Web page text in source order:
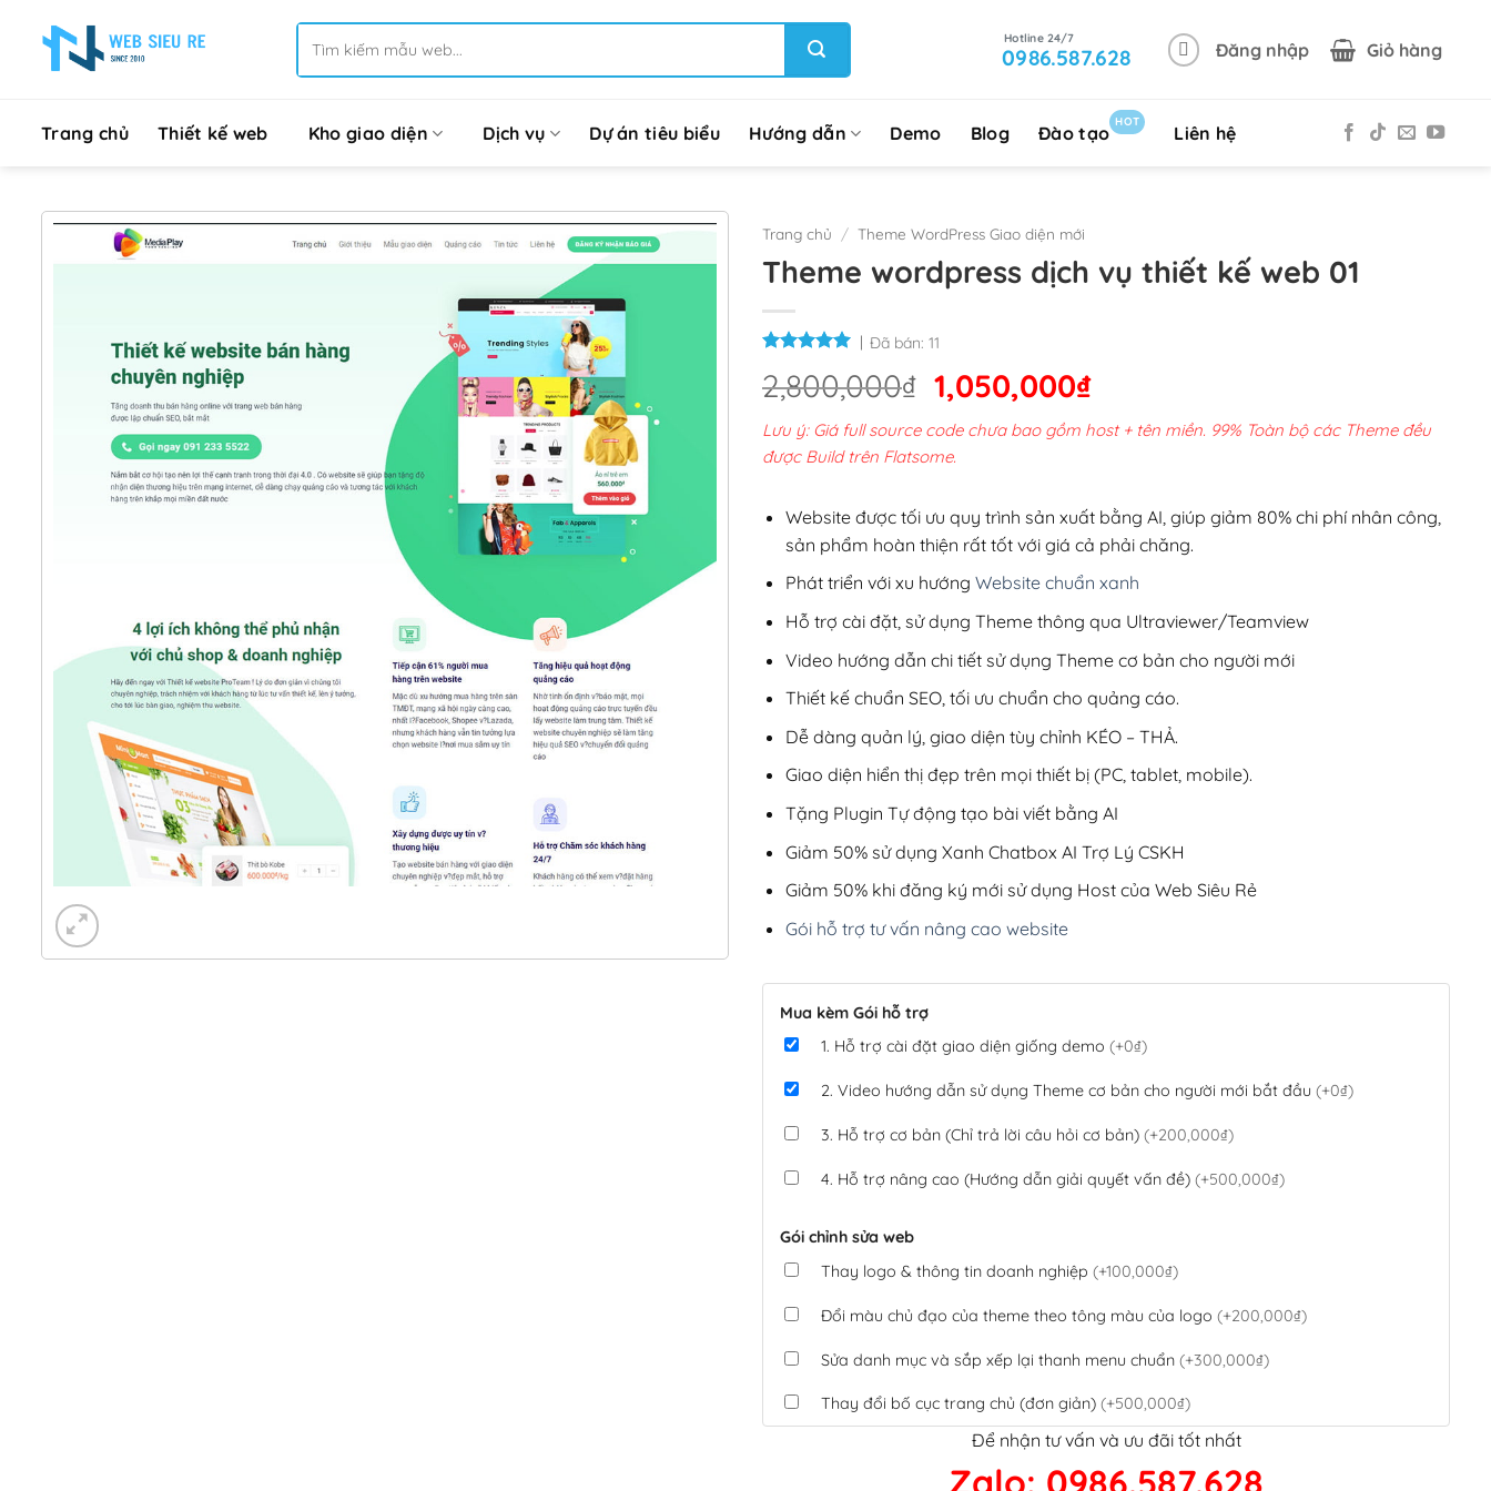
kiếm:
0986.587.628 Đăng nhập Giỏ hàng
Trang chủ Thiết kế web Kho giao diện Dịch vụ Dự án tiêu biểu Hướng dẫn Demo Blog Đào tạo
HOT
Liên hệ
Trang chủ / Theme WordPress Giao diện mới
Theme wordpress dịch vụ thiết kế web 01
Đã bán: 11
2,800,000₫ Giá
gốc
là:
1,050,000₫Giá
hiện
tại
1,050,000₫.
Lưu ý: Giá full source code chưa bao gồm host + tên miền. 99% Toàn bộ các Theme đều
được Build trên Flatsome.
Website được tối ưu quy trình sản xuất bằng AI, giúp giảm 80% chi phí nhân công,
sản phẩm hoàn thiện rất tốt với giá cả phải chăng.
Phát triển với xu hướng Website chuẩn xanh
Hỗ trợ cài đặt, sử dụng Theme thông qua Ultraviewer/Teamview
Video hướng dẫn chi tiết sử dụng Theme cơ bản cho người mới
Thiết kế chuẩn SEO, tối ưu chuẩn cho quảng cáo.
Dễ dàng quản lý, giao diện tùy chỉnh KÉO – THẢ.
Giao diện hiển thị đẹp trên mọi thiết bị (PC, tablet, mobile).
Tặng Plugin Tự động tạo bài viết bằng AI
Giảm 50% sử dụng Xanh Chatbox AI Trợ Lý CSKH
Giảm 50% khi đăng ký mới sử dụng Host của Web Siêu Rẻ
Gói hỗ trợ tư vấn nâng cao website
Mua kèm Gói hỗ trợ
1. Hỗ trợ cài đặt giao diện giống demo (+0₫)
2. Video hướng dẫn sử dụng Theme cơ bản cho người mới bắt đầu (+0₫)
3. Hỗ trợ cơ bản (Chỉ trả lời câu hỏi cơ bản) (+200,000₫)
4. Hỗ trợ nâng cao (Hướng dẫn giải quyết vấn đề) (+500,000₫)
Gói chỉnh sửa web
Thay logo & thông tin doanh nghiệp (+100,000₫)
Đổi màu chủ đạo của theme theo tông màu của logo (+200,000₫)
Sửa danh mục và sắp xếp lại thanh menu chuẩn (+300,000₫)
Thay đổi bố cục trang chủ (đơn giản) (+500,000₫)
Tích hợp thanh toán QR Code ngân hàng(+100,000₫)
Để nhận tư vấn và ưu đãi tốt nhất
Zalo: 0986.587.628